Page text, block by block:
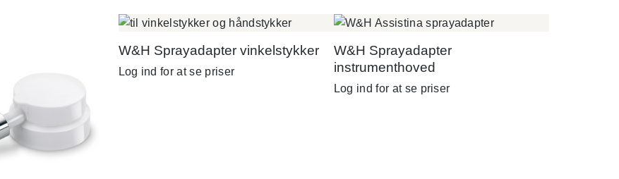
W&H Sprayadapter vinkelstykker
Log ind for at se priser
W&H Sprayadapter
instrumenthoved
Log ind for at se priser